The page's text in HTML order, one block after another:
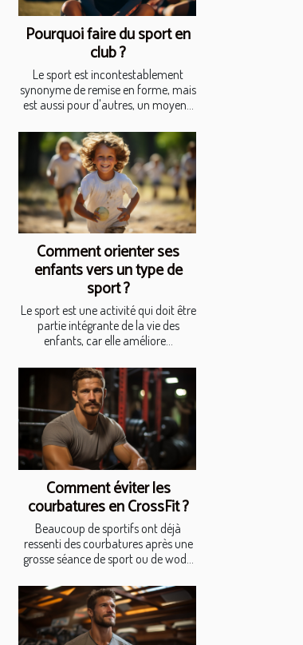
Pourquoi faire du sport en
club ?
Le sport est incontestablement
synonyme de remise en forme, mais
est aussi pour d'autres, un moyen...
Comment orienter ses
enfants vers un type de
sport ?
Le sport est une activité qui doit être
partie intégrante de la vie des
enfants, car elle améliore...
Comment éviter les
courbatures en CrossFit ?
Beaucoup de sportifs ont déjà
ressenti des courbatures après une
grosse séance de sport ou de wod...